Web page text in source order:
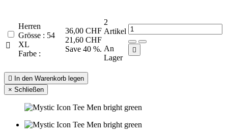

Herren
Grösse : 54
XL
Farbe :
36,00 CHF
21,60 CHF
Save 40 %.
2
Artikel
An
Lager


In den Warenkorb legen
× Schließen